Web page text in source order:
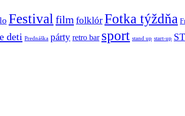
Festival filmfolklórFotka týždňa
deti Prednáška párty retro bar sport stand up start-up